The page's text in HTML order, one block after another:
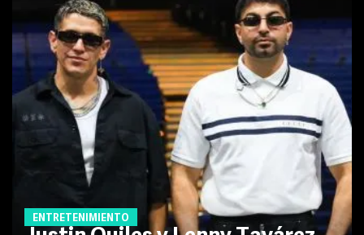
ENTRETENIMIENTO